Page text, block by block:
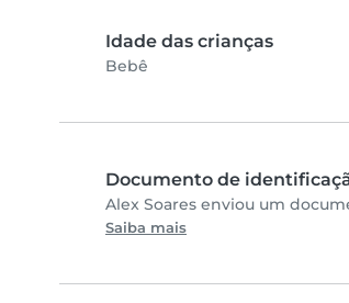
Idade das crianças
Bebê
Documento de
Alex Soares enviou um
Saiba mais